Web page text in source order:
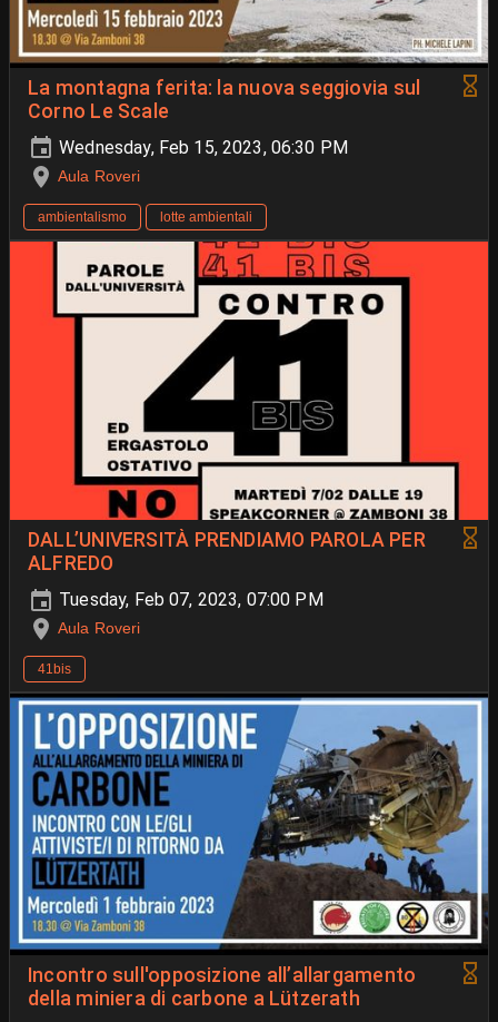
La montagna ferita: la nuova seggiovia sul
Corno Le Scale
Wednesday, Feb 15, 2023, 06:30 PM
Aula Roveri
ambientalismo lotte ambientali
DALL’UNIVERSITÀ PRENDIAMO PAROLA PER
ALFREDO
Tuesday, Feb 07, 2023, 07:00 PM
Aula Roveri
41bis
Incontro sull'opposizione all’allargamento
della miniera di carbone a Lützerath